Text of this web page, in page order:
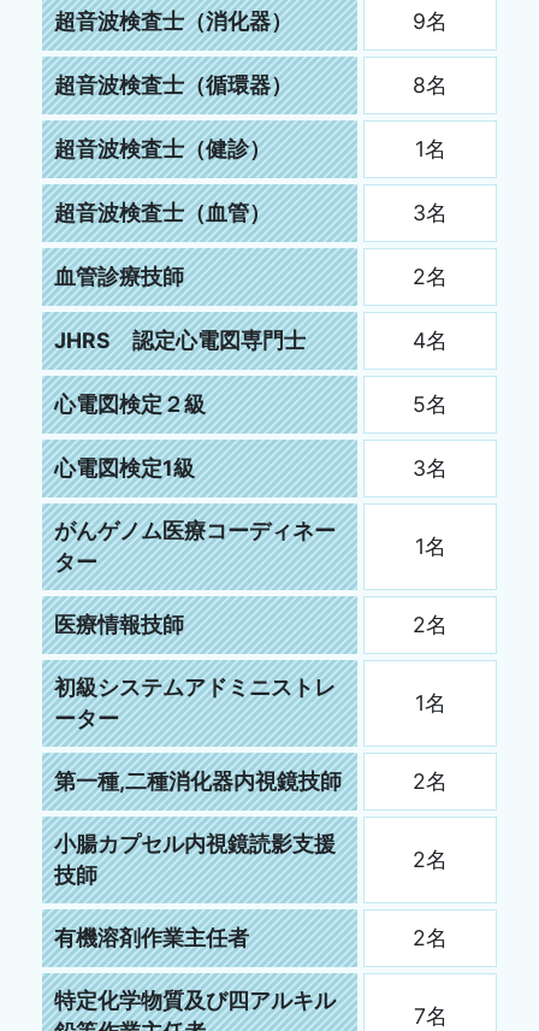
超音波検査士（消化器） 9名
超音波検査士（循環器） 8名
超音波検査士（健診） 1名
超音波検査士（血管） 3名
血管診療技師 2名
JHRS 認定心電図専門士 4名
心電図検定２級 5名
心電図検定1級 3名
がんゲノム医療コーディネー
ター
1名
医療情報技師 2名
初級システムアドミニストレ
ーター
1名
第一種,二種消化器内視鏡技師 2名
小腸カプセル内視鏡読影支援
技師
2名
有機溶剤作業主任者 2名
特定化学物質及び四アルキル
7名